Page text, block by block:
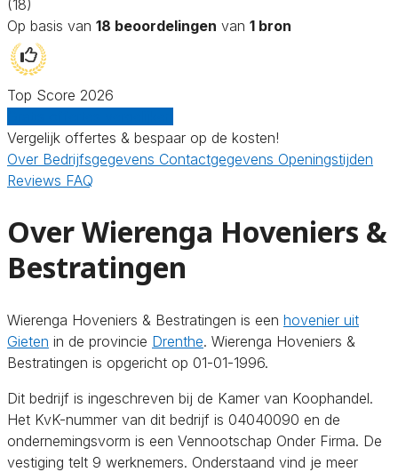
(18)
Op basis van 18 beoordelingen van 1 bron
Top Score 2026
Vergelijk offertes & bespaar op de kosten!
Over Bedrijfsgegevens Contactgegevens Openingstijden
Reviews FAQ
Over Wierenga Hoveniers &
Bestratingen
Wierenga Hoveniers & Bestratingen is een hovenier uit
Gieten in de provincie Drenthe. Wierenga Hoveniers &
Bestratingen is opgericht op 01-01-1996.
Dit bedrijf is ingeschreven bij de Kamer van Koophandel.
Het KvK-nummer van dit bedrijf is 04040090 en de
ondernemingsvorm is een Vennootschap Onder Firma. De
vestiging telt 9 werknemers. Onderstaand vind je meer